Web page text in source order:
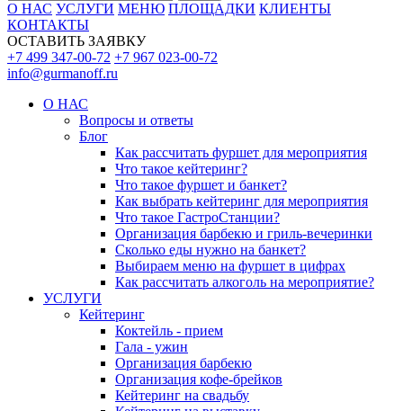
О НАС УСЛУГИ МЕНЮ ПЛОЩАДКИ КЛИЕНТЫ
КОНТАКТЫ
ОСТАВИТЬ ЗАЯВКУ
+7 499 347-00-72 +7 967 023-00-72
info@gurmanoff.ru
О НАС
Вопросы и ответы
Блог
Как рассчитать фуршет для мероприятия
Что такое кейтеринг?
Что такое фуршет и банкет?
Как выбрать кейтеринг для мероприятия
Что такое ГастроСтанции?
Организация барбекю и гриль-вечеринки
Сколько еды нужно на банкет?
Выбираем меню на фуршет в цифрах
Как рассчитать алкоголь на мероприятие?
УСЛУГИ
Кейтеринг
Коктейль - прием
Гала - ужин
Организация барбекю
Организация кофе-брейков
Кейтеринг на свадьбу